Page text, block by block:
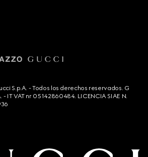
S.p.A. - Todos los derechos reservados. G
IT VAT nr 05142860484. LICENCIA SIAE N.